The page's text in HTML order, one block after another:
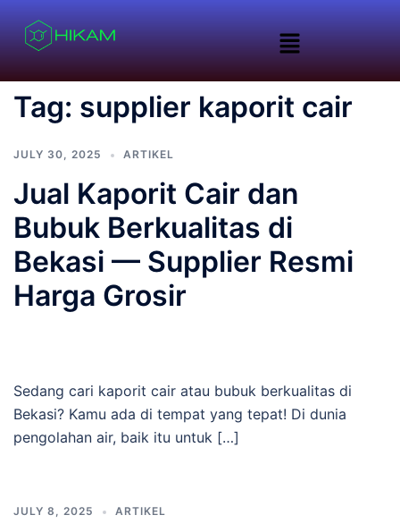
Tag: supplier kaporit cair
JULY 30, 2025 ARTIKEL
Jual Kaporit Cair dan
Bubuk Berkualitas di
Bekasi — Supplier Resmi
Harga Grosir
Sedang cari kaporit cair atau bubuk berkualitas di
Bekasi? Kamu ada di tempat yang tepat! Di dunia
pengolahan air, baik itu untuk […]
JULY 8, 2025 ARTIKEL